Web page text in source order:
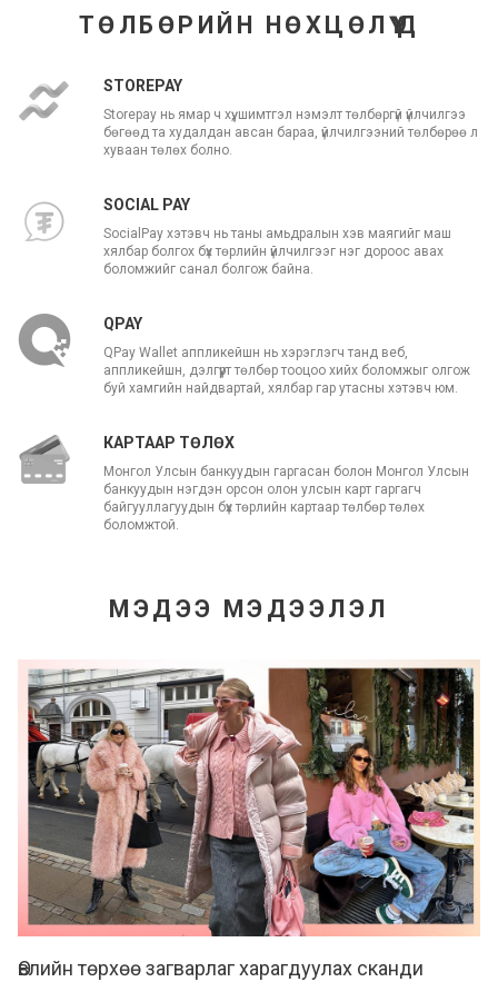
ТӨЛБӨРИЙН НӨХЦӨЛҮҮД
STOREPAY
Storepay нь ямар ч хүү, шимтгэл нэмэлт төлбөргүй үйлчилгээ
бөгөөд та худалдан авсан бараа, үйлчилгээний төлбөрөө л
хуваан төлөх болно.
SOCIAL PAY
SocialPay хэтэвч нь таны амьдралын хэв маягийг маш
хялбар болгох бүх төрлийн үйлчилгээг нэг дороос авах
боломжийг санал болгож байна.
QPAY
QPay Wallet аппликейшн нь хэрэглэгч танд веб,
аппликейшн, дэлгүүрт төлбөр тооцоо хийх боломжыг олгож
буй хамгийн найдвартай, хялбар гар утасны хэтэвч юм.
КАРТААР ТӨЛӨХ
Монгол Улсын банкуудын гаргасан болон Монгол Улсын
банкуудын нэгдэн орсон олон улсын карт гаргагч
байгууллагуудын бүх төрлийн картаар төлбөр төлөх
боломжтой.
МЭДЭЭ МЭДЭЭЛЭЛ
Өвлийн төрхөө загварлаг харагдуулах сканди